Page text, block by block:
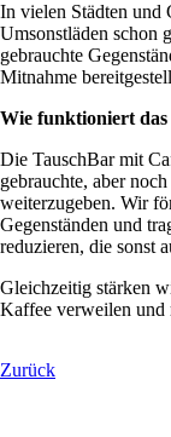
In vielen Städten und
Umsonstläden schon
gebrauchte
Mitnahme
Wie funktioniert
Die TauschBar mit
gebrauchte, aber
weiterzugeben. Wir
Gegenständen und
reduzieren, die sonst
Gleichzeitig stärken
Kaffee verweilen und
Zurück